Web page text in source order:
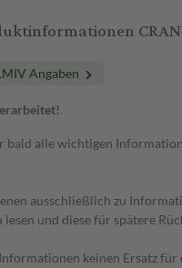
Angaben
bald alle wichtigen
ausschließlich zu
und diese für spätere
keinen Ersatz